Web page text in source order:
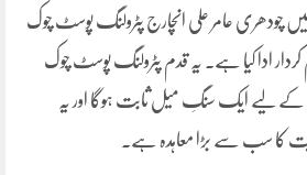
چودھری عامر علی انچارج پٹرولنگ پوسٹ چوک
ادا کیا ہے۔ یہ قدم پٹرولنگ پوسٹ چوک
کے لیے ایک سنگِ میل ثابت ہوگا اور یہ
کا سب سے بڑا معاہدہ ہے۔